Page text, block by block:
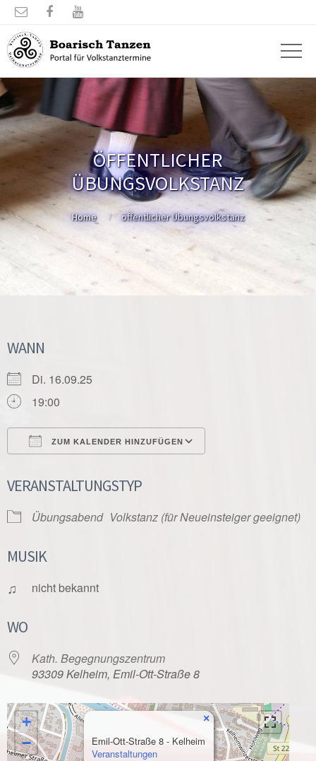
  
ÖFFENTLICHER
ÜBUNGSVOLKSTANZ
Home öffentlicher Übungsvolkstanz
WANN
Di. 16.09.25
19:00
ZUM KALENDER HINZUFÜGEN
VERANSTALTUNGSTYP
Übungsabend Volkstanz (für Neueinsteiger geeignet)
MUSIK
♫ nicht bekannt
WO
Kath. Begegnungszentrum
93309 Kelheim, Emil-Ott-Straße 8
Emil-Ott-Straße 8 - Kelheim
Veranstaltungen
×
+
−